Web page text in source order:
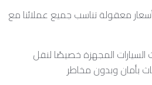
معقولة تناسب جميع عملائنا مع
المجهزة خصيصًا لنقل